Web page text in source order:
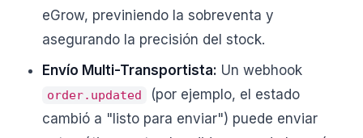
eGrow, previniendo la sobreventa y
asegurando la precisión del stock.
Envío Multi-Transportista: Un webhook
order.updated
(por ejemplo, el estado
cambió a "listo para enviar") puede enviar